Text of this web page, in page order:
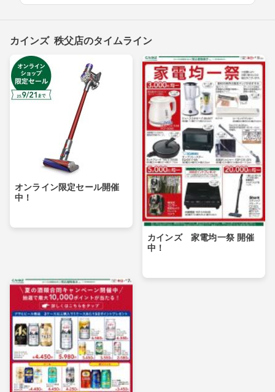
カインズ 秩父店のタイムライン
オンライン限定セール開催
中！
カインズ 家電均一祭 開催
中！